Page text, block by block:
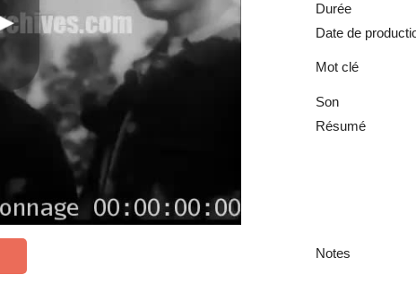
Durée
Date de
Mot clé
Son
Résumé
Notes